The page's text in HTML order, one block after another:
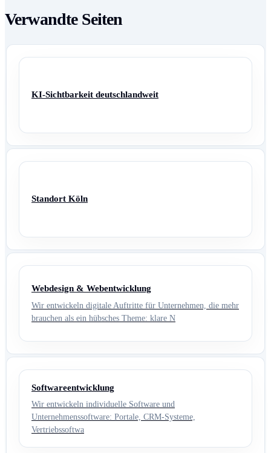
Verwandte Seiten
KI-Sichtbarkeit deutschlandweit
Standort Köln
Webdesign & Webentwicklung
Wir entwickeln digitale Auftritte für Unternehmen, die mehr
brauchen als ein hübsches Theme: klare N
Softwareentwicklung
Wir entwickeln individuelle Software und
Unternehmenssoftware: Portale, CRM-Systeme,
Vertriebssoftwa